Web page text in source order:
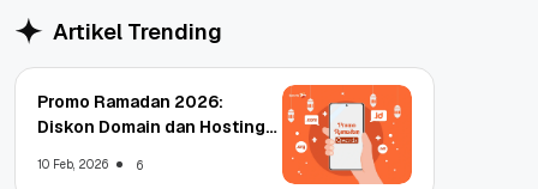
Artikel Trending
Promo Ramadan 2026:
Diskon Domain dan Hosting
10 Feb, 2026 6